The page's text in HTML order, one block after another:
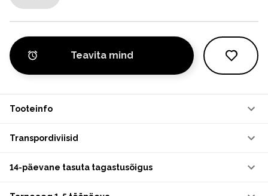
Teavita mind
Tooteinfo
Transpordiviisid
14-päevane tasuta tagastusõigus